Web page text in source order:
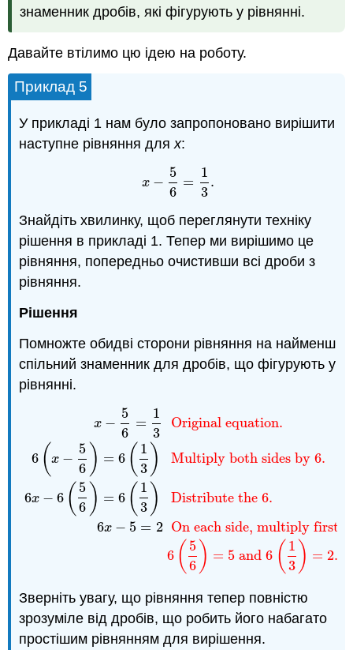
знаменник дробів, які фігурують у рівнянні.
Давайте втілимо цю ідею на роботу.
Приклад 5
У прикладі 1 нам було запропоновано вирішити
наступне рівняння дляx:
x −
5
6
=
1
3
.
x− 56 =1 3.
Знайдіть хвилинку, щоб переглянути техніку
рішення в прикладі 1. Тепер ми вирішимо це
рівняння, попередньо очистивши всі дроби з
рівняння.
Рішення
Помножте обидві сторони рівняння на найменш
спільний знаменник для дробів, що фігурують у
рівнянні.
x −
5
6
=
1
3
6 ( x −
5
6 ) = 6 ( 1
3 )
6x − 6 ( 5
6 ) = 6 ( 1
3 )
6x − 5 = 2
Original equation.
Multiply both sides by 6.
Distribute the 6.
On each side, multiply first.
6 ( 5
6 ) = 5 and6 ( 1
3 ) = 2.
Original equation. 6 − 6 (
Зверніть увагу, що рівняння тепер повністю
зрозуміле від дробів, що робить його набагато
простішим рівнянням для вирішення.